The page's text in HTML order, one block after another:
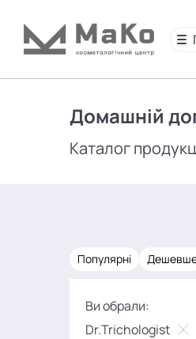
Домашній
Каталог
Популярні
Ви обрали:
Dr.Trichologist